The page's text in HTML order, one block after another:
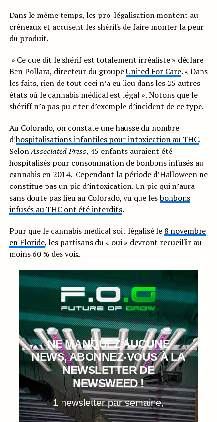
Dans le même temps, les pro-légalisation montent au
créneaux et accusent les shérifs de faire monter la peur
du produit.
» Ce que dit le shérif est totalement irréaliste » déclare
Ben Pollara, directeur du groupeUnited For Care. « Dans
les faits, rien de tout ceci n’a eu lieu dans les 25 autres
états où le cannabis médical est légal ». Notons que le
shériff n’a pas pu citer d’exemple d’incident de ce type.
Au Colorado, on constate une hausse du nombre
d’hospitalisations infantiles pour intoxication au THC.
SelonAssociated Press, 45 enfants auraient été
hospitalisés pour consommation de bonbons infusés au
cannabis en 2014. Cependant la période d’Halloween ne
constitue pas un pic d’intoxication. Un pic qui n’aura
sans doute pas lieu au Colorado, vu que lesbonbons
infusés au THC ont été interdits.
Pour que le cannabis médical soit légalisé le 8 novembre
en Floride, les partisans du « oui » devront recueillir au
moins 60 % des voix.
NE MANQUEZ AUCUNE
NEWS, ABONNEZ-VOUS À LA
NEWSLETTER DE
NEWSWEED !
1 newsletter par semaine,